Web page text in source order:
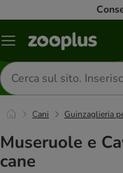
Overview
Cerca
prodotti
Cani Guinzaglieria
Museruole e
cane